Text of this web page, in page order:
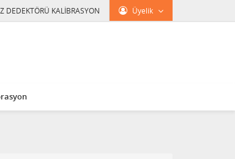
Üyelik
DEDEKTÖRÜ KALİBRASYON